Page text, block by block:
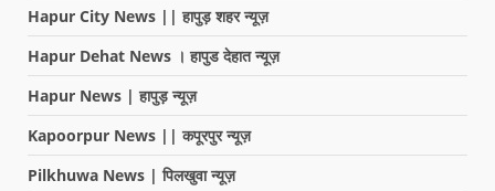
Hapur City News || हापुड़ शहर न्यूज़
Hapur Dehat News । हापुड देहात न्यूज़
Hapur News | हापुड़ न्यूज़
Kapoorpur News || कपूरपुर न्यूज़
Pilkhuwa News | पिलखुवा न्यूज़